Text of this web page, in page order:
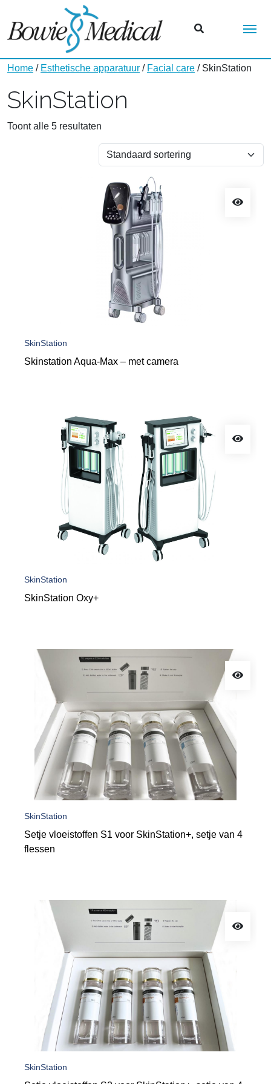
Home / Esthetische apparatuur / Facial care / SkinStation
SkinStation
Toont alle 5 resultaten
SkinStation
Skinstation Aqua-Max – met camera
SkinStation
SkinStation Oxy+
SkinStation
Setje vloeistoffen S1 voor SkinStation+, setje van 4
flessen
SkinStation